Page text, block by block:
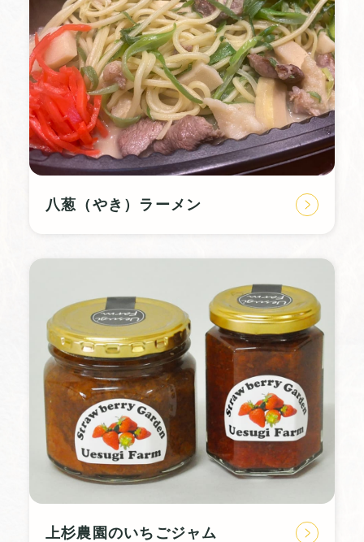
八葱（やき）ラーメン
上杉農園のいちごジャム